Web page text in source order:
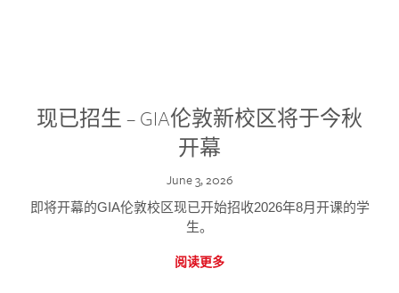
现已招生 – GIA伦敦新校区将于今秋
开幕
June 3, 2026
即将开幕的GIA伦敦校区现已开始招收2026年8月开课的学
生。
阅读更多